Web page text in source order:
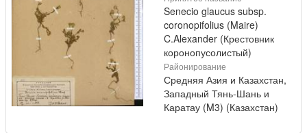
Senecio glaucus subsp.
coronopifolius (Maire)
C.Alexander (Крестовник
коронопусолистый)
Районирование
Средняя Азия и Казахстан,
Западный Тянь-Шань и
Каратау (M3) (Казахстан)